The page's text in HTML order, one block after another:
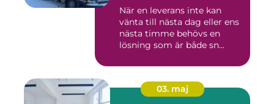
När en leverans inte kan
vänta till nästa dag eller ens
nästa timme behövs en
lösning som är både sn...
03. maj